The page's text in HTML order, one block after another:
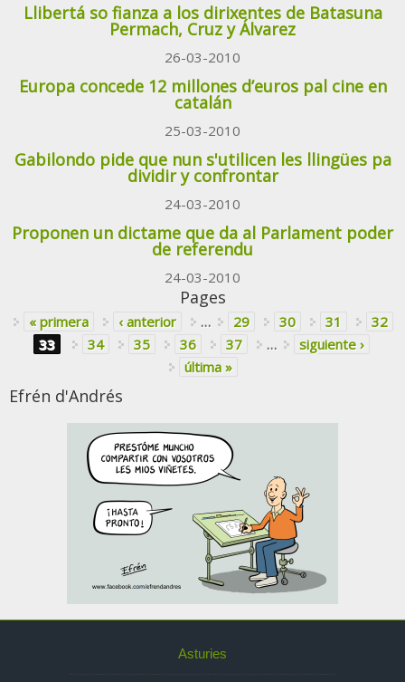
Llibertá so fianza a los dirixentes de Batasuna
Permach, Cruz y Álvarez
26-03-2010
Europa concede 12 millones d’euros pal cine en
catalán
25-03-2010
Gabilondo pide que nun s'utilicen les llingües pa
dividir y confrontar
24-03-2010
Proponen un dictame que da al Parlament poder
de referendu
24-03-2010
Pages
« primera ‹ anterior … 29 30 31
32
33
34 35 36 37 …
siguiente ›
última »
Efrén d'Andrés
Asturies